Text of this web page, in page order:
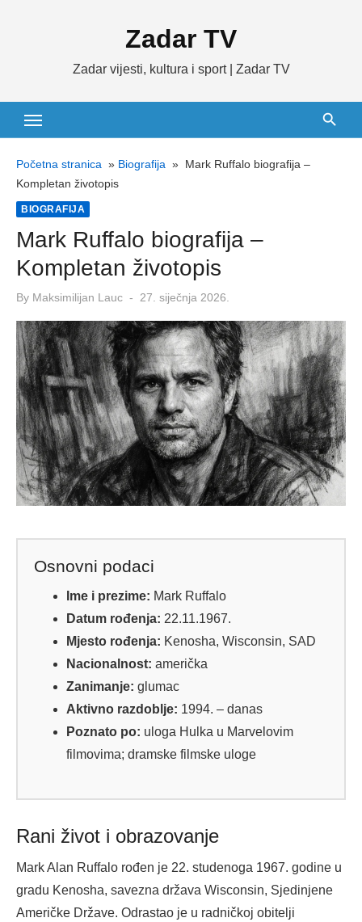
Zadar TV
Zadar vijesti, kultura i sport | Zadar TV
Početna stranica » Biografija » Mark Ruffalo biografija –
Kompletan životopis
BIOGRAFIJA
Mark Ruffalo biografija –
Kompletan životopis
By Maksimilijan Lauc
Posted
27. siječnja 2026.
Osnovni podaci
Ime i prezime: Mark Ruffalo
Datum rođenja: 22.11.1967.
Mjesto rođenja: Kenosha, Wisconsin, SAD
Nacionalnost: američka
Zanimanje: glumac
Aktivno razdoblje: 1994. – danas
Poznato po: uloga Hulka u Marvelovim
filmovima; dramske filmske uloge
Rani život i obrazovanje
Mark Alan Ruffalo rođen je 22. studenoga 1967. godine u
gradu Kenosha, savezna država Wisconsin, Sjedinjene
Američke Države. Odrastao je u radničkoj obitelji